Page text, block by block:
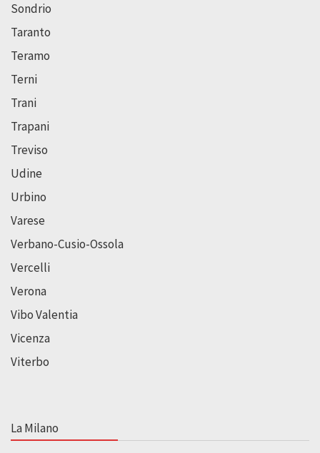
Sondrio
Taranto
Teramo
Terni
Trani
Trapani
Treviso
Udine
Urbino
Varese
Verbano-Cusio-Ossola
Vercelli
Verona
Vibo Valentia
Vicenza
Viterbo
La Milano